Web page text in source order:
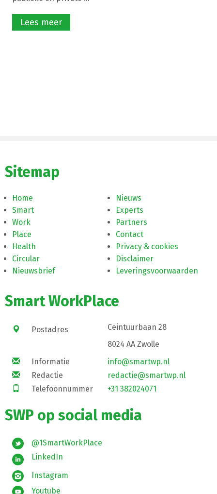
Lees meer
Sitemap
Home
Smart
Work
Place
Health
Circular
Nieuwsbrief
Nieuws
Experts
Partners
Contact
Privacy & cookies
Disclaimer
Leveringsvoorwaarden
Smart WorkPlace
Postadres
Ceintuurbaan 28
8024 AA Zwolle
Informatie
info@smartwp.nl
Redactie
redactie@smartwp.nl
Telefoonnummer
+31 382024071
SWP op social media
@1SmartWorkPlace
LinkedIn
Instagram
Youtube